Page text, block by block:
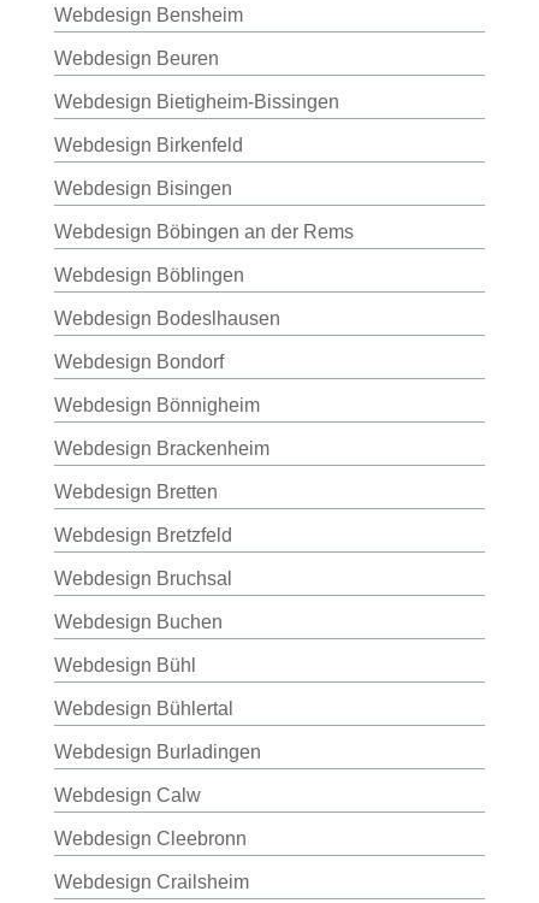
Webdesign Bensheim
Webdesign Beuren
Webdesign Bietigheim-Bissingen
Webdesign Birkenfeld
Webdesign Bisingen
Webdesign Böbingen an der Rems
Webdesign Böblingen
Webdesign Bodeslhausen
Webdesign Bondorf
Webdesign Bönnigheim
Webdesign Brackenheim
Webdesign Bretten
Webdesign Bretzfeld
Webdesign Bruchsal
Webdesign Buchen
Webdesign Bühl
Webdesign Bühlertal
Webdesign Burladingen
Webdesign Calw
Webdesign Cleebronn
Webdesign Crailsheim